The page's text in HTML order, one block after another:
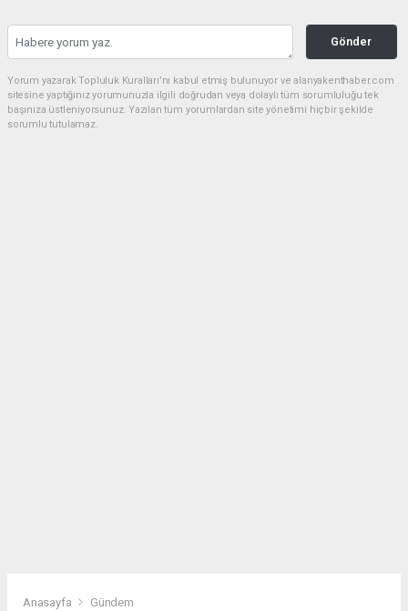
Gönder
Yorum yazarak Topluluk Kuralları’nı kabul etmiş bulunuyor ve alanyakenthaber.com
sitesine yaptığınız yorumunuzla ilgili doğrudan veya dolaylı tüm sorumluluğu tek
başınıza üstleniyorsunuz. Yazılan tüm yorumlardan site yönetimi hiçbir şekilde
sorumlu tutulamaz.
Anasayfa Gündem